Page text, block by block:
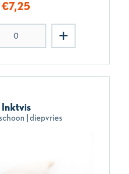
€7,25
Inktvis
| diepvries